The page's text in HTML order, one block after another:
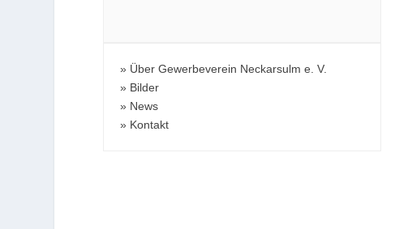
Über Gewerbeverein Neckarsulm e. V.
Bilder
News
Kontakt